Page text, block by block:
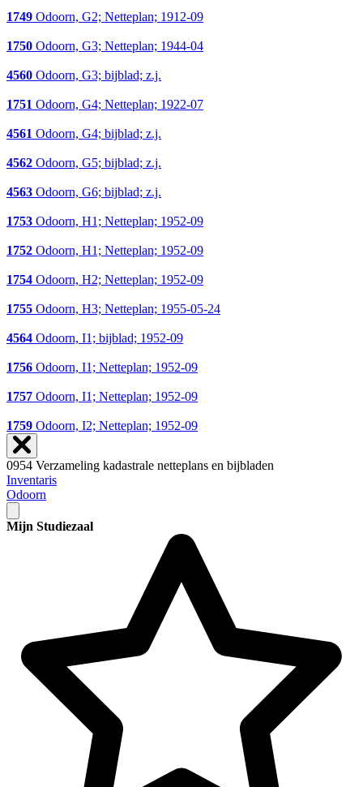
1749 Odoorn, G2; Netteplan; 1912-09
1750 Odoorn, G3; Netteplan; 1944-04
4560 Odoorn, G3; bijblad; z.j.
1751 Odoorn, G4; Netteplan; 1922-07
4561 Odoorn, G4; bijblad; z.j.
4562 Odoorn, G5; bijblad; z.j.
4563 Odoorn, G6; bijblad; z.j.
1753 Odoorn, H1; Netteplan; 1952-09
1752 Odoorn, H1; Netteplan; 1952-09
1754 Odoorn, H2; Netteplan; 1952-09
1755 Odoorn, H3; Netteplan; 1955-05-24
4564 Odoorn, I1; bijblad; 1952-09
1756 Odoorn, I1; Netteplan; 1952-09
1757 Odoorn, I1; Netteplan; 1952-09
1759 Odoorn, I2; Netteplan; 1952-09
0954 Verzameling kadastrale netteplans en bijbladen
Inventaris
Odoorn
Mijn Studiezaal